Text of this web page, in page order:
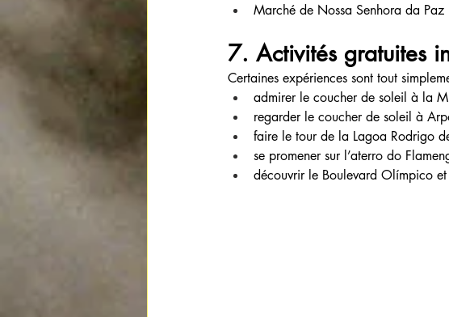
Marché de Nossa Senhora da Paz
7. Activités gratuites
Certaines expériences sont tout
admirer le coucher de soleil à la
regarder le coucher de soleil à
faire le tour de la Lagoa Rodrigo
se promener sur l’aterro do
découvrir le Boulevard Olímpico et